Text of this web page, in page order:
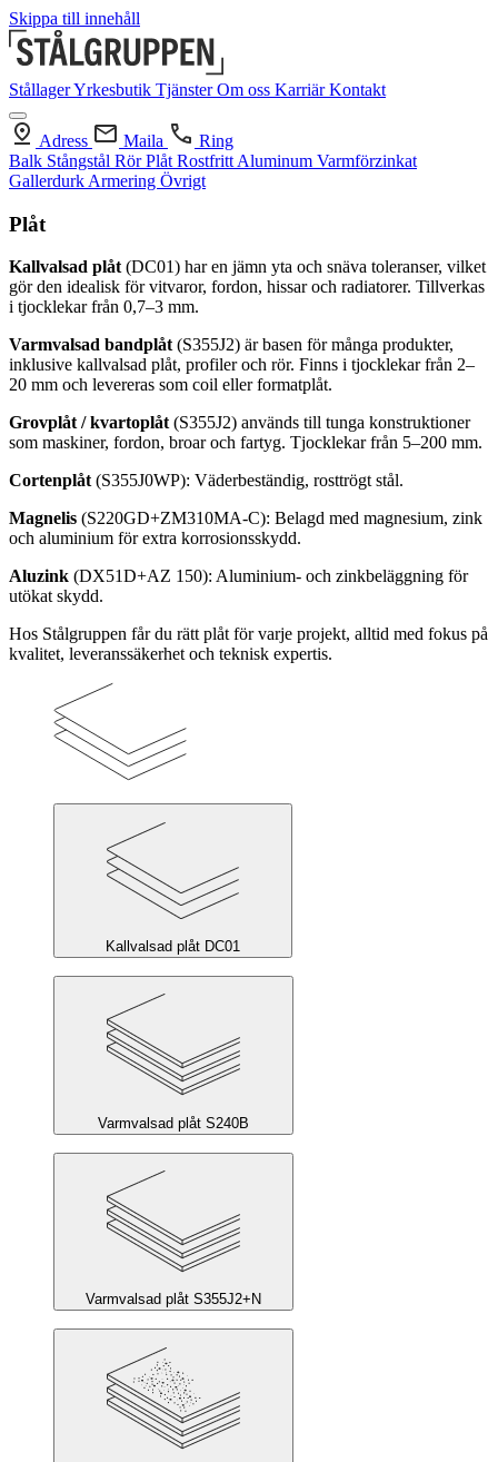
Skippa till innehåll
StållagerYrkesbutik TjänsterOm oss KarriärKontakt
Adress Maila
Ring
Balk Stångstål RörPlåt Rostfritt Aluminum Varmförzinkat
Gallerdurk Armering Övrigt
Plåt
Kallvalsad plåt(DC01) har en jämn yta och snäva toleranser, vilket
gör den idealisk för vitvaror, fordon, hissar och radiatorer. Tillverkas
i tjocklekar från 0,7–3 mm.
Varmvalsad bandplåt(S355J2) är basen för många produkter,
inklusive kallvalsad plåt, profiler och rör. Finns i tjocklekar från 2–
20 mm och levereras som coil eller formatplåt.
Grovplåt / kvartoplåt(S355J2) används till tunga konstruktioner
som maskiner, fordon, broar och fartyg. Tjocklekar från 5–200 mm.
Cortenplåt(S355J0WP): Väderbeständig, rosttrögt stål.
Magnelis (S220GD+ZM310MA-C): Belagd med magnesium, zink
och aluminium för extra korrosionsskydd.
Aluzink (DX51D+AZ 150): Aluminium- och zinkbeläggning för
utökat skydd.
Hos Stålgruppen får du rätt plåt för varje projekt, alltid med fokus på
kvalitet, leveranssäkerhet och teknisk expertis.
Kallvalsad plåt DC01
Varmvalsad plåt S240B
Varmvalsad plåt S355J2+N